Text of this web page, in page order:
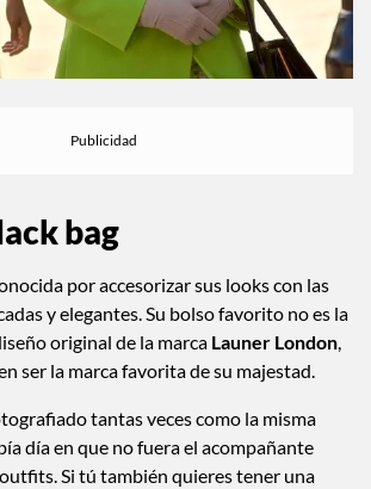
bag
por accesorizar sus looks con las
y elegantes. Su bolso favorito no es la
original de la marca Launer London,
ser la marca favorita de su majestad.
tantas veces como la misma
día en que no fuera el acompañante
Si tú también quieres tener una